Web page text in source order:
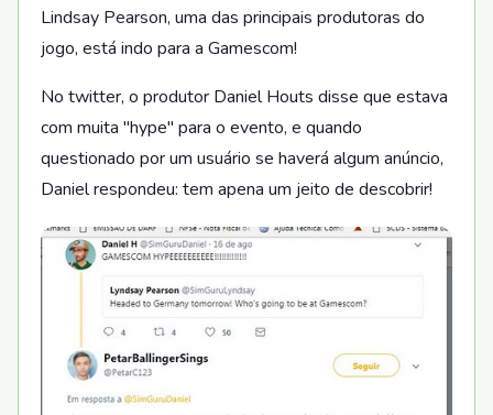
Lindsay Pearson, uma das principais produtoras do
jogo, está indo para a Gamescom!
No twitter, o produtor Daniel Houts disse que estava
com muita "hype" para o evento, e quando
questionado por um usuário se haverá algum anúncio,
Daniel respondeu: tem apena um jeito de descobrir!